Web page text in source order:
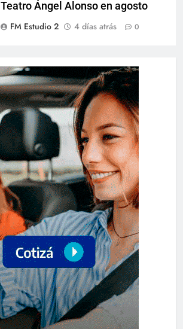
Teatro Ángel Alonso en agosto
FM Estudio 2
4 días atrás 0